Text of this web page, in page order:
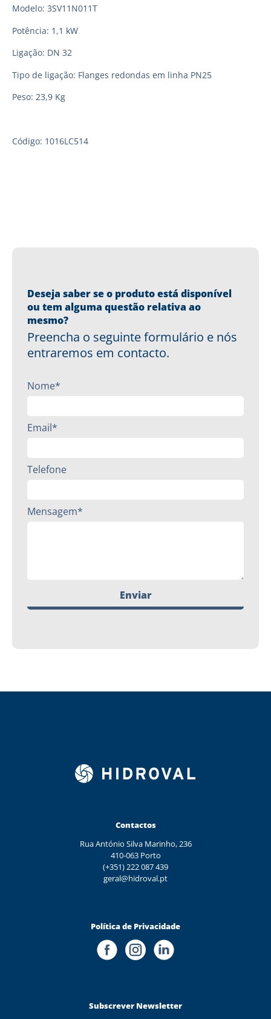
Modelo: 3SV11N011T
Potência: 1,1 kW
Ligação: DN 32
Tipo de ligação: Flanges redondas em linha PN25
Peso: 23,9 Kg
Código: 1016LC514
Deseja saber se o produto está disponível
ou tem alguma questão relativa ao
mesmo?
Preencha o seguinte formulário e nós
entraremos em contacto.
Nome*
Email*
Telefone
Mensagem*
Enviar
Contactos
Rua António Silva Marinho, 236
410-063 Porto
(+351) 222 087 439
geral@hidroval.pt
Política de Privacidade
Subscrever Newsletter